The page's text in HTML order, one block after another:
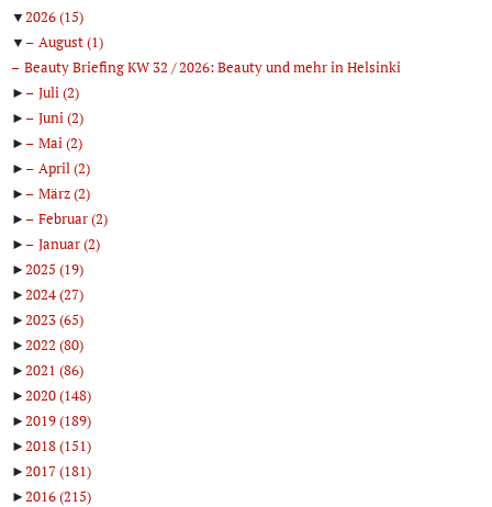
▼2026(15)
▼
August(1)
Beauty Briefing KW 32 / 2026: Beauty und mehr in Helsinki
►
Juli(2)
►
Juni(2)
►
Mai(2)
►
April(2)
►
März(2)
►
Februar(2)
►
Januar(2)
►2025 (19)
►2024(27)
►2023(65)
►2022 (80)
►2021 (86)
►2020(148)
►2019(189)
►2018(151)
►2017(181)
►2016(215)